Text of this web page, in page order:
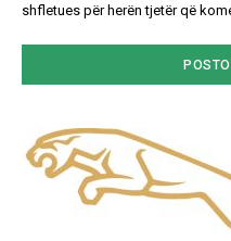
shfletues për herën tjetër që